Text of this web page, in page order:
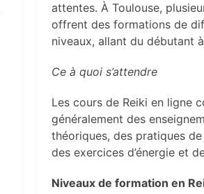
attentes. À Toulouse,
offrent des formations de
niveaux, allant du débutant
Ce à quoi s’attendre
Les cours de Reiki en ligne
généralement des
théoriques, des pratiques
des exercices d’énergie et
Niveaux de formation en